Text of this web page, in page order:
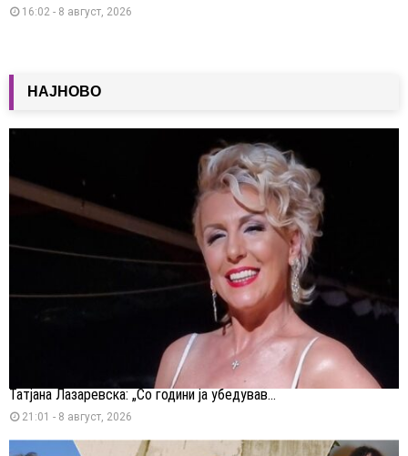
16:02 - 8 август, 2026
НАЈНОВО
Татјана Лазаревска: „Со години ја убедував...
21:01 - 8 август, 2026